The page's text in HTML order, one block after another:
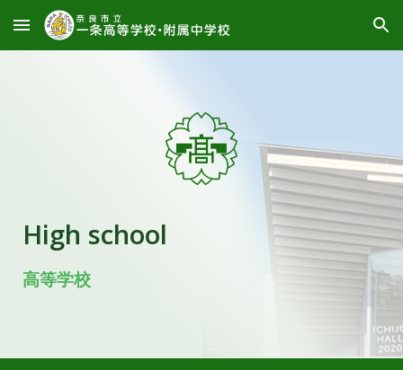
Skip to main content Skip to navigation
High school
高等学校